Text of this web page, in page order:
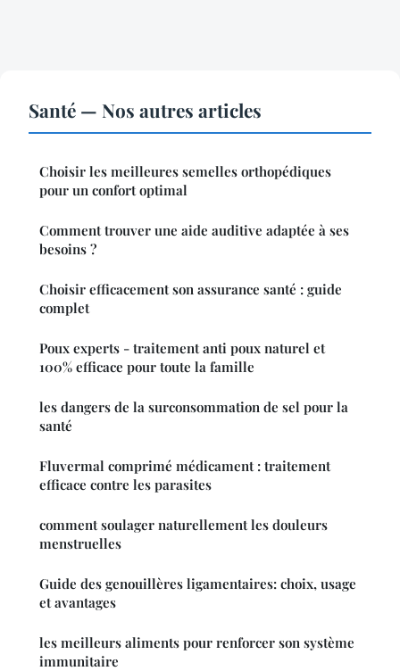
Santé — Nos autres articles
Choisir les meilleures semelles orthopédiques
pour un confort optimal
Comment trouver une aide auditive adaptée à ses
besoins ?
Choisir efficacement son assurance santé : guide
complet
Poux experts - traitement anti poux naturel et
100% efficace pour toute la famille
les dangers de la surconsommation de sel pour la
santé
Fluvermal comprimé médicament : traitement
efficace contre les parasites
comment soulager naturellement les douleurs
menstruelles
Guide des genouillères ligamentaires: choix, usage
et avantages
les meilleurs aliments pour renforcer son système
immunitaire